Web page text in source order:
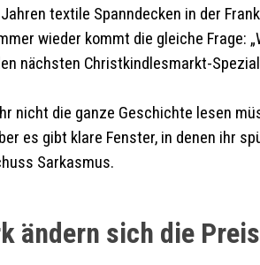
textile Spanndecken in der
wieder kommt die gleiche Frage:
nächsten Christkindlesmarkt-
nicht die ganze Geschichte lesen
es gibt klare Fenster, in denen ihr
Sarkasmus.
ändern sich die